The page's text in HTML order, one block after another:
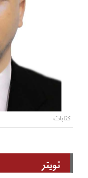
كتابات
تويتر